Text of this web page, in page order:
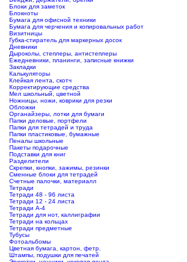
Блоки для заметок
Блокноты
Бумага для офисной техники
Бумага для черчения и копировальных работ
Визитницы
Губка-стиратель для маркерных досок
Дневники
Дыроколы, степлеры, антистеплеры
Ежедневники, планинги, записные книжки
Закладки
Калькуляторы
Клейкая лента, скотч
Корректирующие средства
Мел школьный, цветной
Ножницы, ножи, коврики для резки
Обложки
Органайзеры, лотки для бумаги
Папки деловые, портфели
Папки для тетрадей и труда
Папки пластиковые, бумажные
Пеналы школьные
Пакеты подарочные
Подставки для книг
Разделители
Скрепки, кнопки, зажимы, резинки
Сменные блоки для тетрадей
Счетные палочки, материалл
Тетради
Тетради 48 - 96 листа
Тетради 12 - 24 листа
Тетради А-4
Тетради для нот, каллиграфии
Тетради на кольцах
Тетради предметные
Тубусы
Фотоальбомы
Цветная бумага, картон, фетр.
Штампы, подушки для печатей